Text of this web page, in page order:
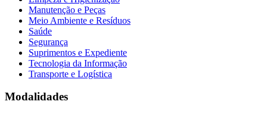
Manutenção e Peças
Meio Ambiente e Resíduos
Saúde
Segurança
Suprimentos e Expediente
Tecnologia da Informação
Transporte e Logística
Modalidades